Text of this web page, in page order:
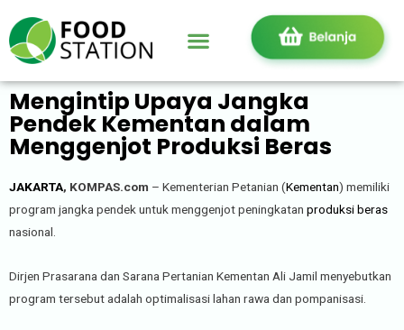
Mengintip Upaya Jangka
Pendek Kementan dalam
Menggenjot Produksi Beras
JAKARTA, KOMPAS.com – Kementerian Petanian (Kementan) memiliki
program jangka pendek untuk menggenjot peningkatan produksi beras
nasional.
Dirjen Prasarana dan Sarana Pertanian Kementan Ali Jamil menyebutkan
program tersebut adalah optimalisasi lahan rawa dan pompanisasi.